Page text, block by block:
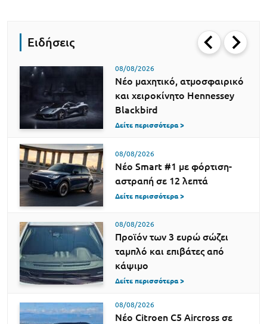
Ειδήσεις
08/08/2026
Νέο μαχητικό, ατμοσφαιρικό
και χειροκίνητο Hennessey
Blackbird
Δείτε περισσότερα >
08/08/2026
Νέο Smart #1 με φόρτιση-
αστραπή σε 12 λεπτά
Δείτε περισσότερα >
08/08/2026
Προϊόν των 3 ευρώ σώζει
ταμπλό και επιβάτες από
κάψιμο
Δείτε περισσότερα >
08/08/2026
Νέο Citroen C5 Aircross σε